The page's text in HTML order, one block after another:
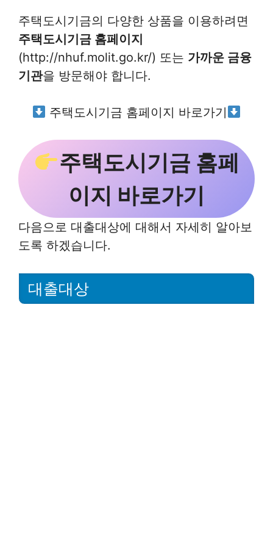
주택도시기금의 다양한 상품을 이용하려면
주택도시기금 홈페이지
(http://nhuf.molit.go.kr/) 또는 가까운 금융
기관을 방문해야 합니다.
주택도시기금 홈페이지 바로가기
주택도시기금 홈페
이지 바로가기
다음으로 대출대상에 대해서 자세히 알아보
도록 하겠습니다.
대출대상